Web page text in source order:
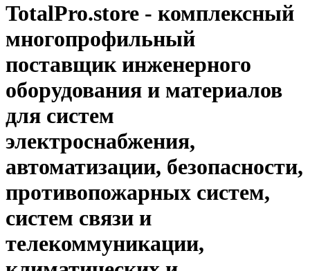
TotalPro.store - комплексный
многопрофильный
поставщик инженерного
оборудования и материалов
для систем
электроснабжения,
автоматизации, безопасности,
противопожарных систем,
систем связи и
телекоммуникации,